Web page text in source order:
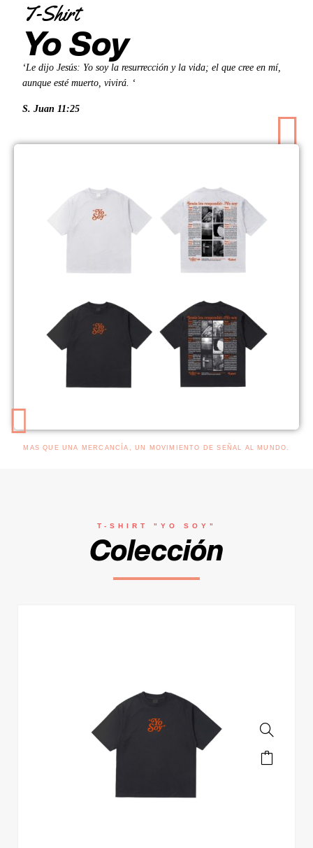
MAS QUE UNA MERCANCÍA, UN MOVIMIENTO DE SEÑAL AL MUNDO.
T-Shirt
Yo Soy
‘Le dijo Jesús: Yo soy la resurrección y la vida; el que cree en mí,
aunque esté muerto, vivirá. ‘
S. Juan 11:25
T-SHIRT "YO SOY"
Colección